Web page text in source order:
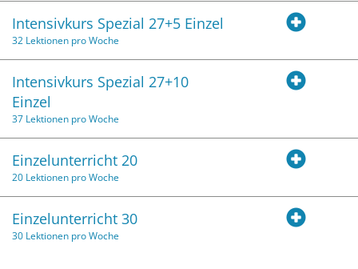
Intensivkurs Spezial 27+5 Einzel
32 Lektionen pro Woche
Intensivkurs Spezial 27+10
Einzel
37 Lektionen pro Woche
Einzelunterricht 20
20 Lektionen pro Woche
Einzelunterricht 30
30 Lektionen pro Woche